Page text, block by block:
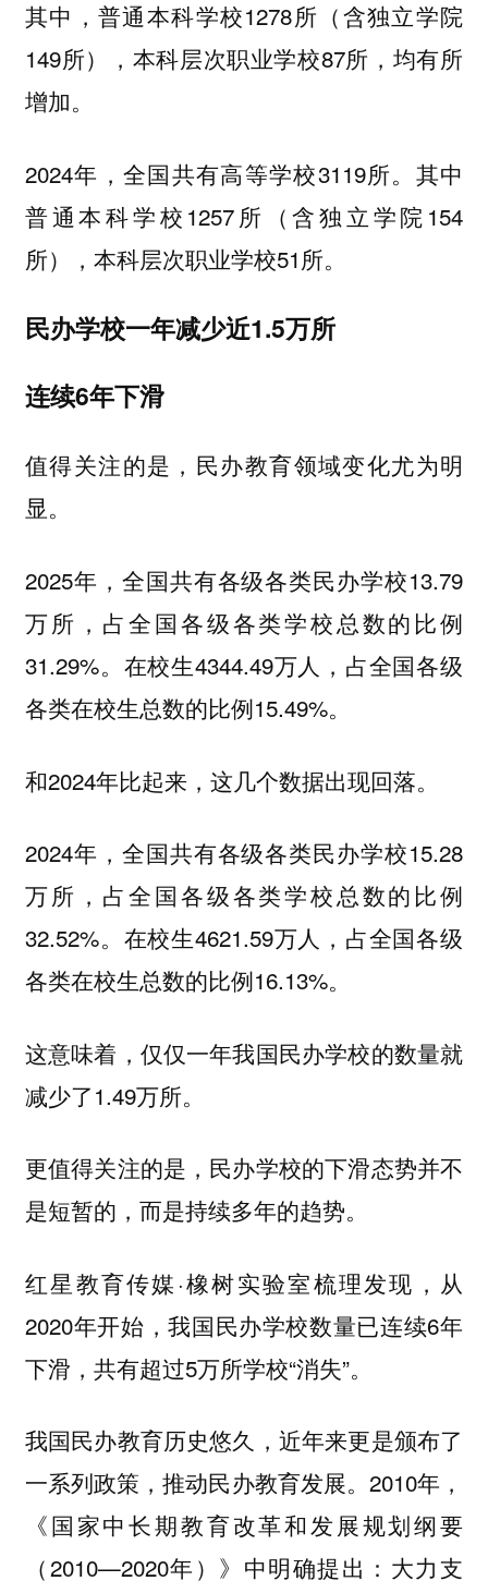
其中，普通本科学校1278所（含独立学院
149所），本科层次职业学校87所，均有所
增加。
2024年，全国共有高等学校3119所。其中
普通本科学校1257所（含独立学院154
所），本科层次职业学校51所。
民办学校一年减少近1.5万所
连续6年下滑
值得关注的是，民办教育领域变化尤为明
显。
2025年，全国共有各级各类民办学校13.79
万所，占全国各级各类学校总数的比例
31.29%。在校生4344.49万人，占全国各级
各类在校生总数的比例15.49%。
和2024年比起来，这几个数据出现回落。
2024年，全国共有各级各类民办学校15.28
万所，占全国各级各类学校总数的比例
32.52%。在校生4621.59万人，占全国各级
各类在校生总数的比例16.13%。
这意味着，仅仅一年我国民办学校的数量就
减少了1.49万所。
更值得关注的是，民办学校的下滑态势并不
是短暂的，而是持续多年的趋势。
红星教育传媒·橡树实验室梳理发现，从
2020年开始，我国民办学校数量已连续6年
下滑，共有超过5万所学校“消失”。
我国民办教育历史悠久，近年来更是颁布了
一系列政策，推动民办教育发展。2010年，
《国家中长期教育改革和发展规划纲要
（2010—2020年）》中明确提出：大力支